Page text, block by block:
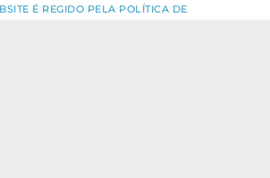
É REGIDO PELA POLÍTICA DE